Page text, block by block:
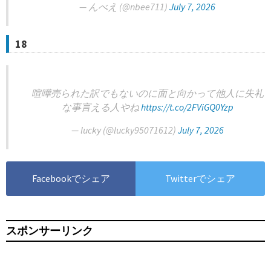
— んべえ (@nbee711) July 7, 2026
18
喧嘩売られた訳でもないのに面と向かって他人に失礼
な事言える人やねhttps://t.co/2FViGQ0Yzp
— lucky (@lucky95071612) July 7, 2026
Facebookでシェア Twitterでシェア
スポンサーリンク